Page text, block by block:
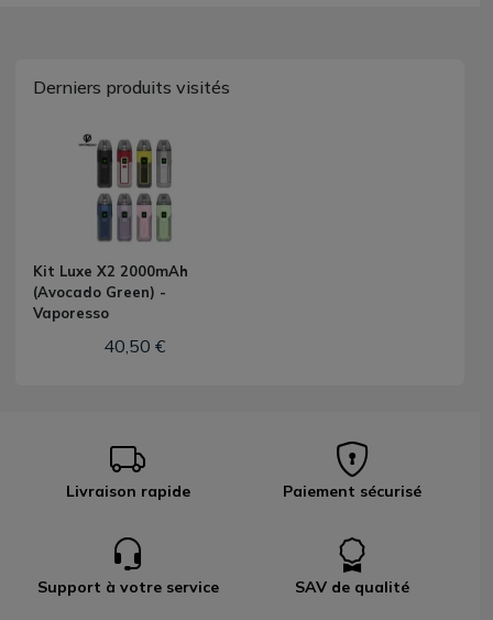
Derniers produits visités
Kit Luxe X2 2000mAh
(Avocado Green) -
Vaporesso
40,50 €
Livraison rapide Paiement sécurisé
Support à votre service SAV de qualité